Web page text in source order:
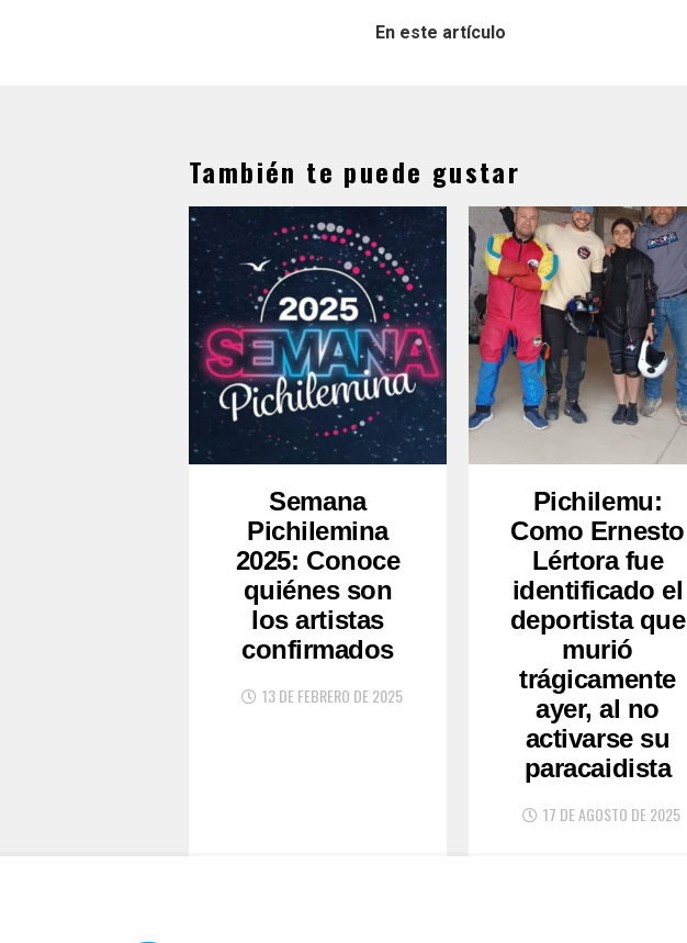
En este artículo
También te puede gustar
Semana
Pichilemina
2025: Conoce
quiénes son
los artistas
confirmados
13 DE FEBRERO DE 2025
Pichilemu:
Como Ernesto
Lértora fue
identificado el
deportista que
murió
trágicamente
ayer, al no
activarse su
paracaidista
17 DE AGOSTO DE 2025